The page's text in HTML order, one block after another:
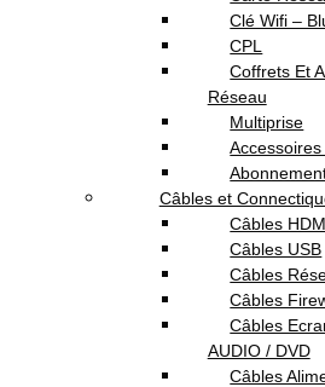
Pc Tout En Un
Composants
Disque Dur Interne
Afficheur
Ventilateur &
Processeur
Barette Mémoire
Carte Mère
Carte Graphique
Clavier Pour Pc
Batterie Pour Pc
Chargeur Pour Pc
Boite D’alimentation
Lecteur & Graveur
Clé Wifi –
CPL
Coffrets Et
Réseau
Multiprise
Accessoires
Câbles et
Câbles
Câbles USB
Câbles
Câbles
Câbles
AUDIO / DVD
Câbles